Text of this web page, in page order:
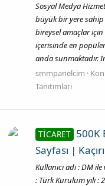
Sosyal Medya
büyük bir yere
bireysel amaçlar için
içerisinde en
anda sunmaktadır.
smmpanelcim
Tanıtımları
TİCARET 500K
Sayfası |
Kullanıcı adı : DM
: Türk Kurulum yılı